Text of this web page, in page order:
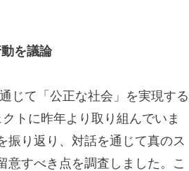
を議論
じて「公正な社会」を実現する
トに昨年より取り組んでいま
振り返り、対話を通じて真のス
すべき点を調査しました。こ